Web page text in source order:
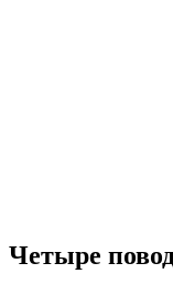
Четыре